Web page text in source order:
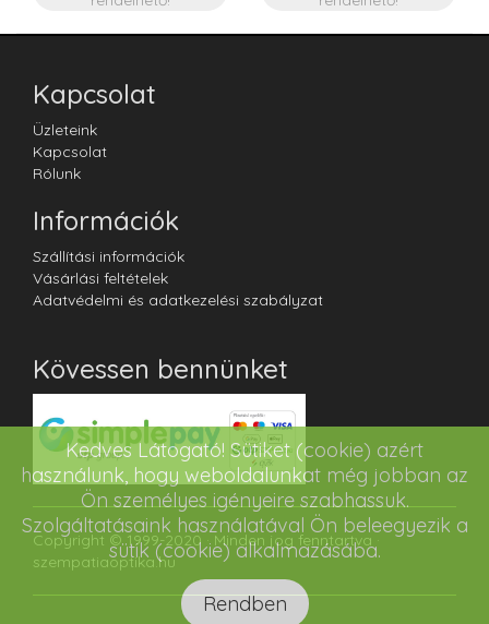
Kapcsolat
Üzleteink
Kapcsolat
Rólunk
Információk
Szállítási információk
Vásárlási feltételek
Adatvédelmi és adatkezelési szabályzat
Kövessen bennünket
Copyright © 1999-2020 · Minden jog fenntartva ·
szempatiaoptika.hu
Kedves Látogató! Sütiket (cookie) azért
használunk, hogy weboldalunkat még jobban az
Ön személyes igényeire szabhassuk.
Szolgáltatásaink használatával Ön beleegyezik a
sütik (cookie) alkalmazásába.
Rendben